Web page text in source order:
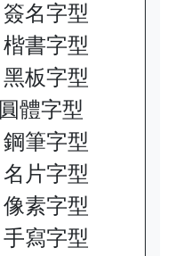
簽名字型
楷書字型
黑板字型
圓體字型
鋼筆字型
名片字型
像素字型
手寫字型